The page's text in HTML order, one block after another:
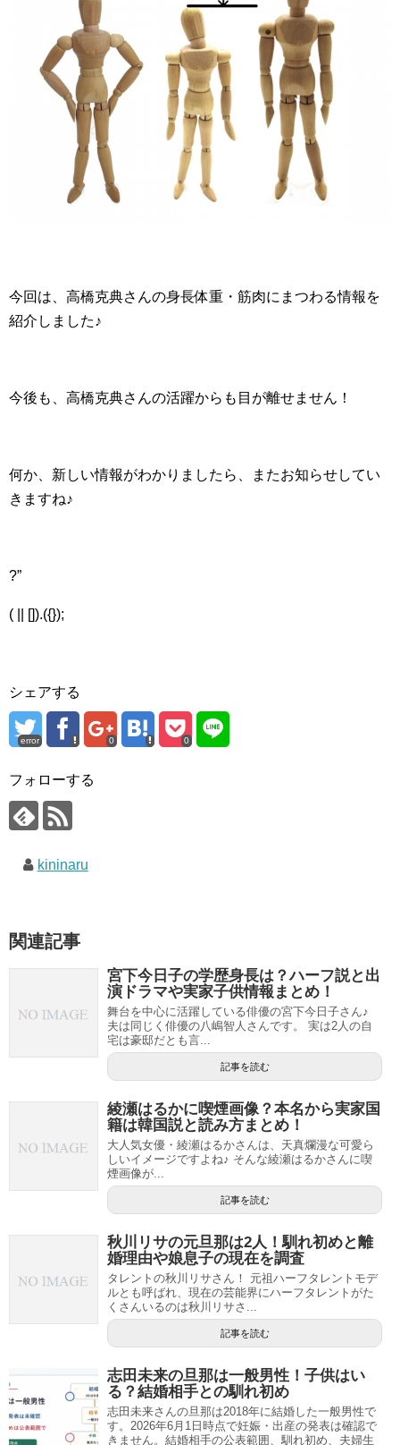
今回は、高橋克典さんの身長体重・筋肉にまつわる情報を
紹介しました♪
今後も、高橋克典さんの活躍からも目が離せません！
何か、新しい情報がわかりましたら、またお知らせしてい
きますね♪
?”
( || []).({});
シェアする
error 0 0
フォローする
kininaru
関連記事
宮下今日子の学歴身長は？ハーフ説と出
演ドラマや実家子供情報まとめ！
舞台を中心に活躍している俳優の宮下今日子さん♪
夫は同じく俳優の八嶋智人さんです。 実は2人の自
宅は豪邸だとも言...
記事を読む
綾瀬はるかに喫煙画像？本名から実家国
籍は韓国説と読み方まとめ！
大人気女優・綾瀬はるかさんは、天真爛漫な可愛ら
しいイメージですよね♪ そんな綾瀬はるかさんに喫
煙画像が...
記事を読む
秋川リサの元旦那は2人！馴れ初めと離
婚理由や娘息子の現在を調査
タレントの秋川リサさん！ 元祖ハーフタレントモデ
ルとも呼ばれ、現在の芸能界にハーフタレントがた
くさんいるのは秋川リサさ...
記事を読む
志田未来の旦那は一般男性！子供はい
る？結婚相手との馴れ初め
志田未来さんの旦那は2018年に結婚した一般男性で
す。2026年6月1日時点で妊娠・出産の発表は確認で
きません。結婚相手の公表範囲、馴れ初め、夫婦生